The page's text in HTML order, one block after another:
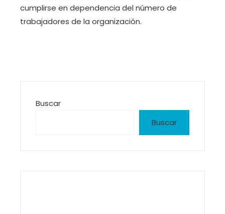
cumplirse en dependencia del número de
trabajadores de la organización.
Buscar
Buscar